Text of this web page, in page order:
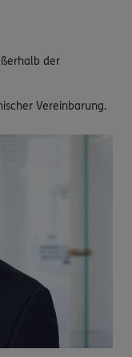
der
Vereinbarung.